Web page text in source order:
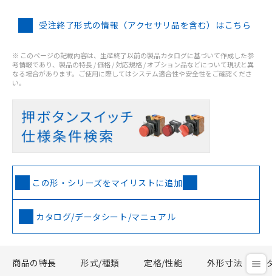
受注終了形式の情報（アクセサリ品を含む）はこちら
※ このページの記載内容は、生産終了以前の製品カタログに基づいて作成した参
考情報であり、製品の特長 / 価格 / 対応規格 / オプション品などについて現状と異
なる場合があります。ご使用に際してはシステム適合性や安全性をご確認くださ
い。
この形・シリーズをマイリストに追加
カタログ/データシート/マニュアル
商品の特長 形式/種類 定格/性能 外形寸法